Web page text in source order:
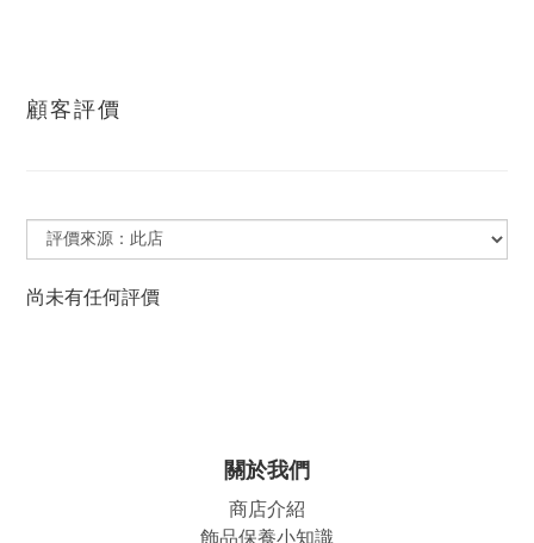
顧客評價
尚未有任何評價
關於我們
商店介紹
飾品保養小知識